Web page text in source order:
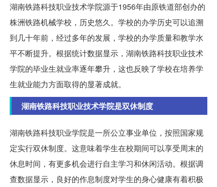
湖南铁路科技职业技术学院源于1956年由原铁道部创办的
株洲铁路机械学校，历史悠久。学校的办学历史可以追溯
到几十年前，经过多年的发展，学校的办学质量和教学水
平不断提升。根据统计数据显示，湖南铁路科技职业技术
学院的毕业生就业率逐年攀升，这也反映了学校在培养学
生就业能力方面取得的显著成就。
湖南铁路科技职业技术学院是双休制度
湖南铁路科技职业学院是一所公立事业单位，按照国家规
定实行双休制度。这意味着学生在校期间可以享受周末的
休息时间，有更多机会进行自主学习和休闲活动。根据调
查数据显示，良好的作息制度对学生的身心健康有着积极